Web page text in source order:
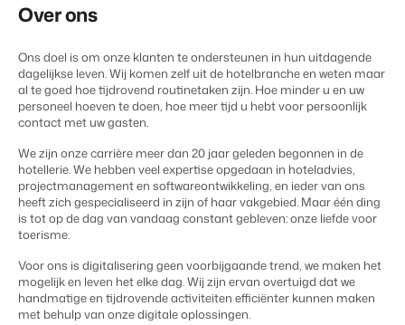
Klantverhaal Hofparken
Over ons
Ons doel is om onze klanten te ondersteunen in hun uitdagende
dagelijkse leven. Wij komen zelf uit de hotelbranche en weten maar
al te goed hoe tijdrovend routinetaken zijn. Hoe minder u en uw
personeel hoeven te doen, hoe meer tijd u hebt voor persoonlijk
contact met uw gasten.
We zijn onze carrière meer dan 20 jaar geleden begonnen in de
hotellerie. We hebben veel expertise opgedaan in hoteladvies,
projectmanagement en softwareontwikkeling, en ieder van ons
heeft zich gespecialiseerd in zijn of haar vakgebied. Maar één ding
is tot op de dag van vandaag constant gebleven: onze liefde voor
toerisme.
Voor ons is digitalisering geen voorbijgaande trend, we maken het
mogelijk en leven het elke dag. Wij zijn ervan overtuigd dat we
handmatige en tijdrovende activiteiten efficiënter kunnen maken
met behulp van onze digitale oplossingen.